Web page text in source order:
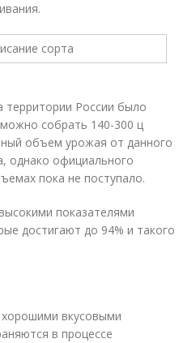
России было
собрать 140-300 ц
объем урожая от данного
однако официального
пока не поступало.
показателями
достигают до 94% и такого
вкусовыми
в процессе